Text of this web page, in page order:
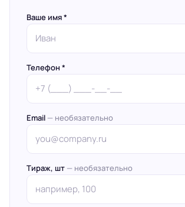
Ваше имя *
Телефон *
Email — необязательно
Тираж, шт — необязательно